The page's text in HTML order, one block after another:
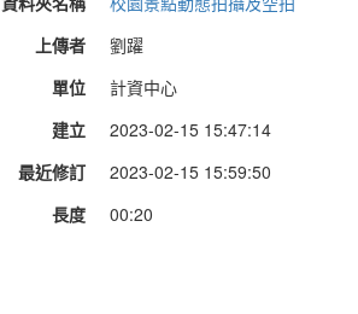
上傳者
劉躍
單位
計資中心
建立
2023-02-15 15:47:14
最近修訂
2023-02-15 15:59:50
長度
00:20